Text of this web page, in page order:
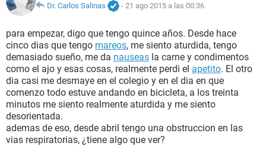
SEXUALIDAD
GLOSARIO
Dr. Carlos Salinas
- 21 ago 2015 a las 00:36
para empezar, digo que tengo quince años. Desde hace
cinco dias que tengo mareos, me siento aturdida, tengo
demasiado sueño, me da nauseas la carne y condimentos
como el ajo y esas cosas, realmente perdi el apetito. El otro
dia casi me desmaye en el colegio y en el dia en que
comenzo todo estuve andando en bicicleta, a los treinta
minutos me siento realmente aturdida y me siento
desorientada.
ademas de eso, desde abril tengo una obstruccion en las
vias respiratorias, ¿tiene algo que ver?